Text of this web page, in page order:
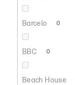
Barcelo 0
BBC 0
Beach House